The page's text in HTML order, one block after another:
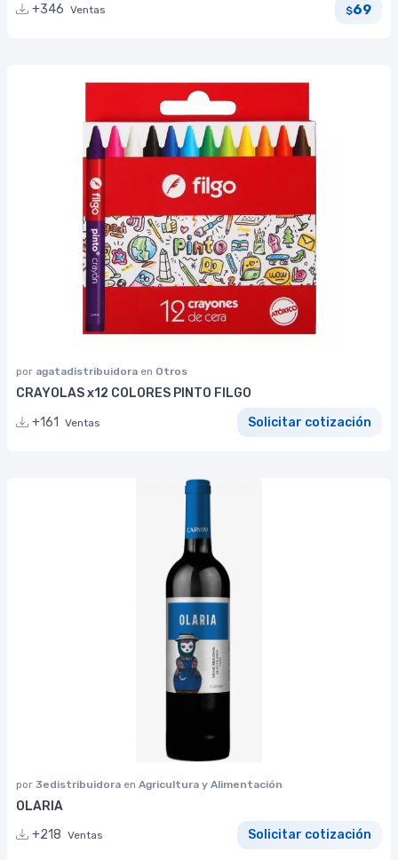
+346 Ventas $69
por agatadistribuidora en Otros
CRAYOLAS x12 COLORES PINTO FILGO
+161
Ventas Solicitar cotización
por 3edistribuidora en Agricultura y Alimentación
OLARIA
+218 Ventas Solicitar cotización